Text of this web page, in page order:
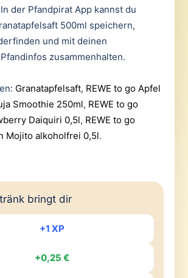
der Pfandpirat App kannst du
500ml speichern,
und mit deinen
zusammenhalten.
Granatapfelsaft, REWE to go Apfel
Smoothie 250ml, REWE to go
Daiquiri 0,5l, REWE to go
Mojito alkoholfrei 0,5l.
bringt dir
+1 XP
+0,25 €